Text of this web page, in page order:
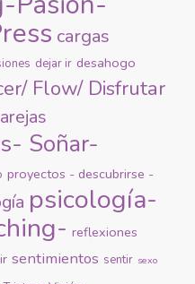
cargas
dejar ir desahogo
Flow/ Disfrutar
Soñar-
proyectos - descubrirse -
psicología-
reflexiones
sentimientos sentir sexo